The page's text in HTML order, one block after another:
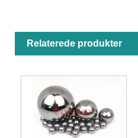
Relaterede produkter